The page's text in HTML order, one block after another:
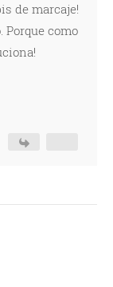
de marcaje!
Porque como